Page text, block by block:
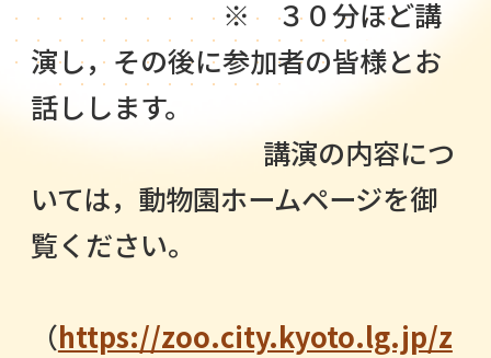
※ ３０分ほど講
演し，その後に参加者の皆様とお
話しします。
講演の内容につ
いては，動物園ホームページを御
覧ください。
（https://zoo.city.kyoto.lg.jp/z